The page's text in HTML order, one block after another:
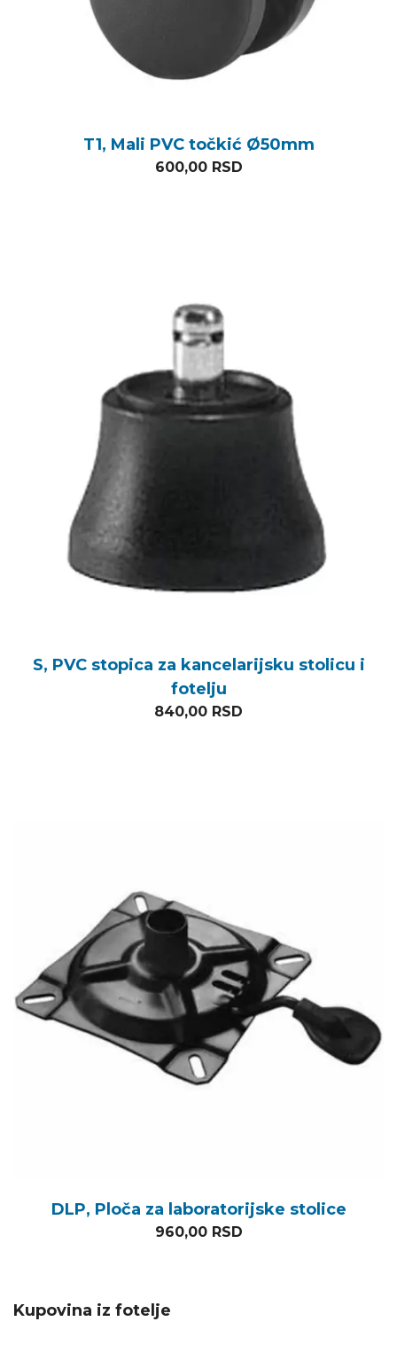
T1, Mali PVC točkić Ø50mm
600,00 RSD
S, PVC stopica za kancelarijsku stolicu i
fotelju
840,00 RSD
DLP, Ploča za laboratorijske stolice
960,00 RSD
Kupovina iz fotelje